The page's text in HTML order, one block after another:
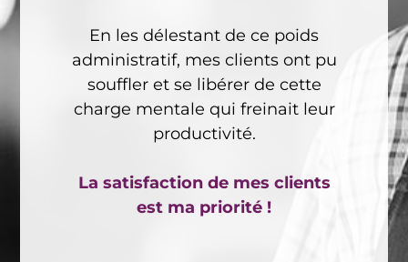
En les délestant de ce poids
administratif, mes clients ont pu
souffler et se libérer de cette
charge mentale qui freinait leur
productivité.
La satisfaction de mes clients
est ma priorité !